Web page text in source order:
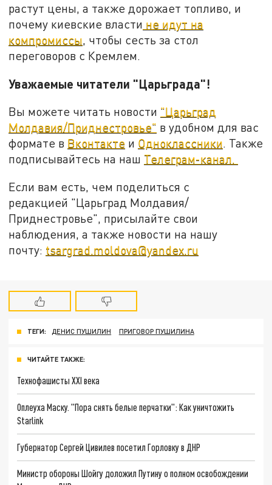
растут цены, а также дорожает топливо, и
почему киевские власти не идут на
компромиссы, чтобы сесть за стол
переговоров с Кремлем.
Уважаемые читатели "Царьграда"!
Вы можете читать новости "Царьград
Молдавия/Приднестровье" в удобном для вас
формате в Вконтакте и Одноклассники. Также
подписывайтесь на наш Телеграм-канал.
Если вам есть, чем поделиться с
редакцией "Царьград Молдавия/
Приднестровье", присылайте свои
наблюдения, а также новости на нашу
почту: tsargrad.moldova@yandex.ru
ТЕГИ: ДЕНИС ПУШИЛИН ПРИГОВОР ПУШИЛИНА
ЧИТАЙТЕ ТАКЖЕ:
Технофашисты XXI века
Оплеуха Маску. "Пора снять белые перчатки": Как уничтожить
Starlink
Губернатор Сергей Цивилев посетил Горловку в ДНР
Министр обороны Шойгу доложил Путину о полном освобождении